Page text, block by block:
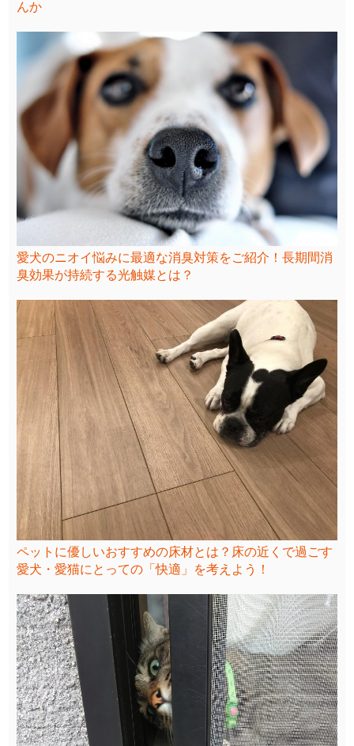
んか
愛犬のニオイ悩みに最適な消臭対策をご紹介！長期間消
臭効果が持続する光触媒とは？
ペットに優しいおすすめの床材とは？床の近くで過ごす
愛犬・愛猫にとっての「快適」を考えよう！